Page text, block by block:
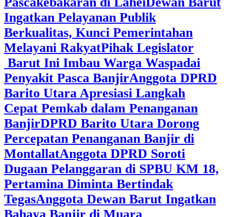
Ingatkan Pelayanan Publik
Berkualitas, Kunci Pemerintahan
Melayani RakyatPihak Legislator
Barut Ini Imbau Warga Waspadai
Penyakit Pasca BanjirAnggota DPRD
Barito Utara Apresiasi Langkah
Cepat Pemkab dalam Penanganan
BanjirDPRD Barito Utara Dorong
Percepatan Penanganan Banjir di
MontallatAnggota DPRD Soroti
Dugaan Pelanggaran di SPBU KM 18,
Pertamina Diminta Bertindak
TegasAnggota Dewan Barut Ingatkan